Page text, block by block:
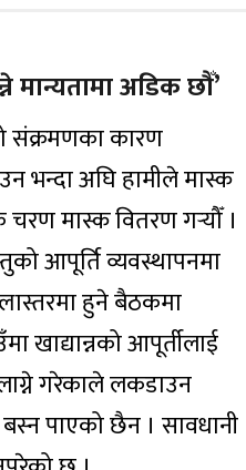
मान्यतामा अडिक छौँ’
संक्रमणका कारण
भन्दा अघि हामीले मास्क
मास्क वितरण गर्‍यौँ ।
आपूर्ति व्यवस्थापनमा
हुने बैठकमा
खाद्यान्नको आपूर्तीलाई
गरेकाले लकडाउन
पाएको छैन । सावधानी